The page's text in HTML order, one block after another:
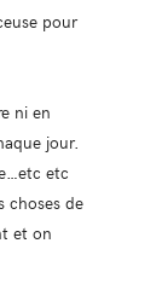
pour
ni en
jour.
etc
choses de
et on